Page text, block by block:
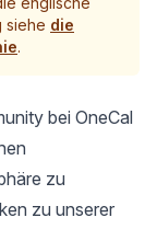
siehe die
.
bei OneCal
zu
zu unserer